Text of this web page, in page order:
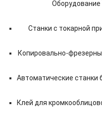
Оборудование
Станки с токарной
Копировально-
Автоматические станки
Клей для